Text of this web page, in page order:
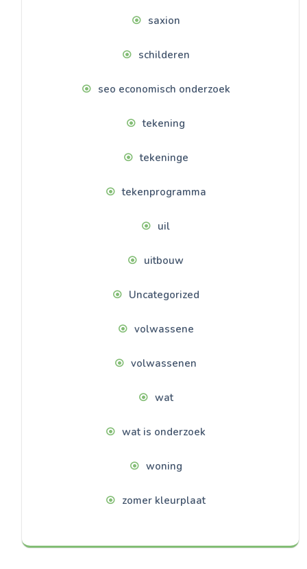
saxion
schilderen
seo economisch onderzoek
tekening
tekeninge
tekenprogramma
uil
uitbouw
Uncategorized
volwassene
volwassenen
wat
wat is onderzoek
woning
zomer kleurplaat